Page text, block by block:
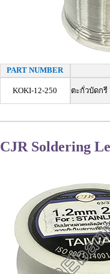
PART NUMBER
KOKI-12-250 ตะกั่วบัดกรี
CJR Soldering